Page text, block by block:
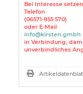
Bei Interesse
Telefon
(06571-955 570)
oder E-Mail
info@kirsten.gmbh
in Verbindung,
unverbindliches